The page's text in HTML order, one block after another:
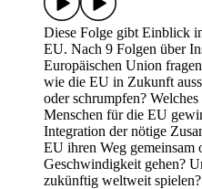
Diese Folge gibt Einblick
EU. Nach 9 Folgen über
Europäischen Union
wie die EU in Zukunft
oder schrumpfen?
Menschen für die EU
Integration der nötige
EU ihren Weg gemeinsam
Geschwindigkeit gehen?
zukünftig weltweit spielen?